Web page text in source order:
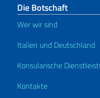
Die Botschaft
Wer wir sind
Italien und Deutschland
Konsularische
Kontakte